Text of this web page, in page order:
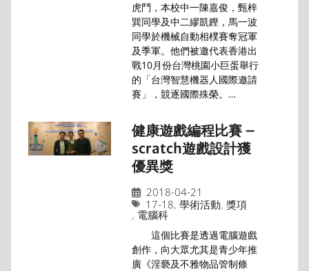
虎鬥，本校中一陳嘉俊，甄梓
巽同學及中二繆凱鏗，馬一波
同學於機械自動相樸賽奪冠軍
及季軍。他們被邀代表香港出
戰10月份台灣桃園小巨蛋舉行
的「台灣智慧機器人國際邀請
賽」，競逐國際殊榮。…
健康遊戲編程比賽 –
scratch遊戲設計獲
優異獎
2018-04-21
17-18, 學術活動, 獎項
, 電腦科
這個比賽是透過電腦遊戲
創作，向大眾尤其是青少年推
廣《淫褻及不雅物品管制條